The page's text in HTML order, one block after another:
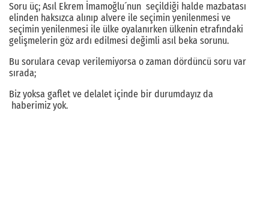
Soru üç; Asıl Ekrem İmamoğlu´nun seçildiği halde mazbatası
elinden haksızca alınıp alvere ile seçimin yenilenmesi ve
seçimin yenilenmesi ile ülke oyalanırken ülkenin etrafındaki
gelişmelerin göz ardı edilmesi değimli asıl beka sorunu.
Bu sorulara cevap verilemiyorsa o zaman dördüncü soru var
sırada;
Biz yoksa gaflet ve delalet içinde bir durumdayız da
haberimiz yok.